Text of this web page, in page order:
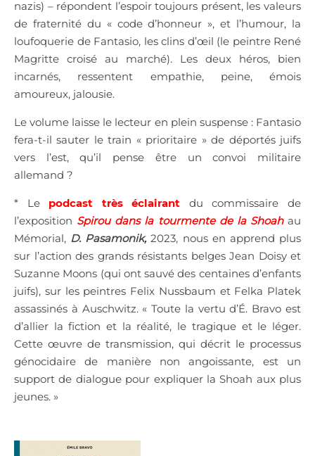
nazis) – répondent l’espoir toujours présent, les valeurs
de fraternité du « code d’honneur », et l’humour, la
loufoquerie de Fantasio, les clins d’œil (le peintre René
Magritte croisé au marché). Les deux héros, bien
incarnés, ressentent empathie, peine, émois
amoureux, jalousie.
Le volume laisse le lecteur en plein suspense : Fantasio
fera-t-il sauter le train « prioritaire » de déportés juifs
vers l’est, qu’il pense être un convoi militaire
allemand ?
* Le podcast très éclairant du commissaire de
l’exposition Spirou dans la tourmente de la Shoah au
Mémorial, D. Pasamonik,2023, nous en apprend plus
sur l’action des grands résistants belges Jean Doisy et
Suzanne Moons (qui ont sauvé des centaines d’enfants
juifs), sur les peintres Felix Nussbaum et Felka Platek
assassinés à Auschwitz. « Toute la vertu d’É. Bravo est
d’allier la fiction et la réalité, le tragique et le léger.
Cette œuvre de transmission, qui décrit le processus
génocidaire de manière non angoissante, est un
support de dialogue pour expliquer la Shoah aux plus
jeunes. »